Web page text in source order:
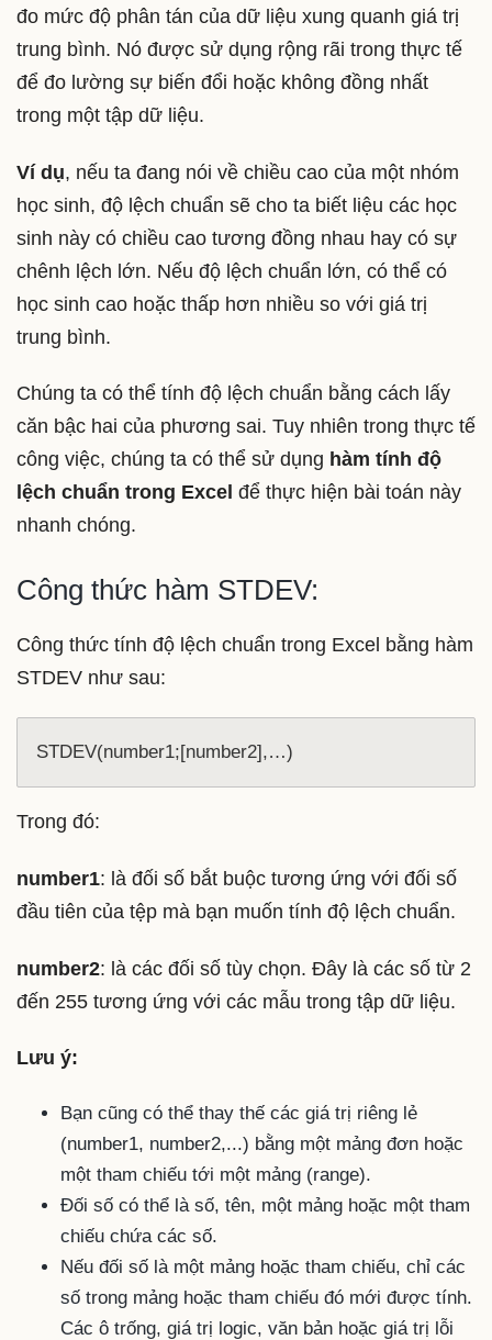
đo mức độ phân tán của dữ liệu xung quanh giá trị
trung bình. Nó được sử dụng rộng rãi trong thực tế
để đo lường sự biến đổi hoặc không đồng nhất
trong một tập dữ liệu.
Ví dụ, nếu ta đang nói về chiều cao của một nhóm
học sinh, độ lệch chuẩn sẽ cho ta biết liệu các học
sinh này có chiều cao tương đồng nhau hay có sự
chênh lệch lớn. Nếu độ lệch chuẩn lớn, có thể có
học sinh cao hoặc thấp hơn nhiều so với giá trị
trung bình.
Chúng ta có thể tính độ lệch chuẩn bằng cách lấy
căn bậc hai của phương sai. Tuy nhiên trong thực tế
công việc, chúng ta có thể sử dụng hàm tính độ
lệch chuẩn trong Excel để thực hiện bài toán này
nhanh chóng.
Công thức hàm STDEV:
Công thức tính độ lệch chuẩn trong Excel bằng hàm
STDEV như sau:
STDEV(number1;[number2],…)
Trong đó:
number1: là đối số bắt buộc tương ứng với đối số
đầu tiên của tệp mà bạn muốn tính độ lệch chuẩn.
number2: là các đối số tùy chọn. Đây là các số từ 2
đến 255 tương ứng với các mẫu trong tập dữ liệu.
Lưu ý:
Bạn cũng có thể thay thế các giá trị riêng lẻ
(number1, number2,...) bằng một mảng đơn hoặc
một tham chiếu tới một mảng (range).
Đối số có thể là số, tên, một mảng hoặc một tham
chiếu chứa các số.
Nếu đối số là một mảng hoặc tham chiếu, chỉ các
số trong mảng hoặc tham chiếu đó mới được tính.
Các ô trống, giá trị logic, văn bản hoặc giá trị lỗi